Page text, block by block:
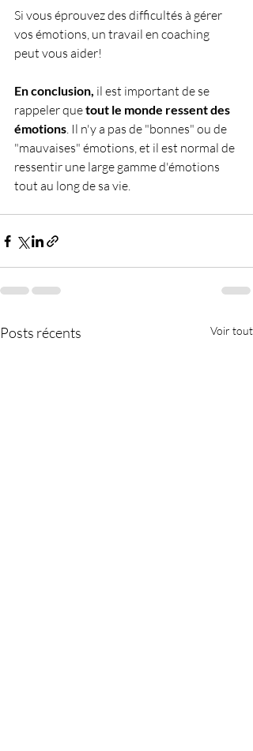
Si vous éprouvez des difficultés à gérer
vos émotions, un travail en coaching
peut vous aider!
En conclusion, il est important de se
rappeler que tout le monde ressent des
émotions. Il n'y a pas de "bonnes" ou de
"mauvaises" émotions, et il est normal de
ressentir une large gamme d'émotions
tout au long de sa vie.
Posts récents Voir tout